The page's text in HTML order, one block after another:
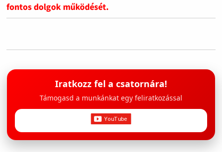
fontos dolgok működését.
Iratkozz fel a csatornára!
Támogasd a munkánkat egy feliratkozással